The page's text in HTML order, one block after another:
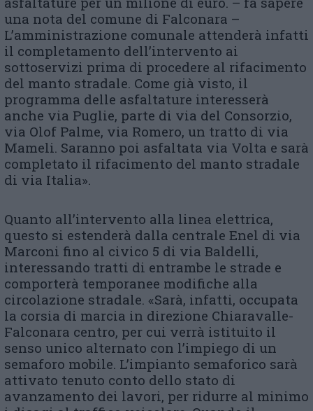
una nota del comune di Falconara –
L’amministrazione comunale attenderà infatti
il completamento dell’intervento ai
sottoservizi prima di procedere al rifacimento
del manto stradale. Come già visto, il
programma delle asfaltature interesserà
anche via Puglie, parte di via del Consorzio,
via Olof Palme, via Romero, un tratto di via
Mameli. Saranno poi asfaltata via Volta e sarà
completato il rifacimento del manto stradale
di via Italia».
Quanto all’intervento alla linea elettrica,
questo si estenderà dalla centrale Enel di via
Marconi fino al civico 5 di via Baldelli,
interessando tratti di entrambe le strade e
comporterà temporanee modifiche alla
circolazione stradale. «Sarà, infatti, occupata
la corsia di marcia in direzione Chiaravalle-
Falconara centro, per cui verrà istituito il
senso unico alternato con l’impiego di un
semaforo mobile. L’impianto semaforico sarà
attivato tenuto conto dello stato di
avanzamento dei lavori, per ridurre al minimo